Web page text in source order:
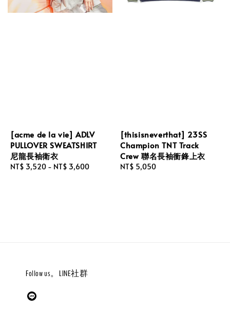
[acme de la vie] ADLV
PULLOVER SWEATSHIRT
尼龍長袖衛衣
Regular
NT$ 3,520 - NT$ 3,600
[thisisneverthat] 23SS
Champion TNT Track
Crew 聯名長袖衝鋒上衣
Regular
NT$ 5,050
Follow us。LINE社群